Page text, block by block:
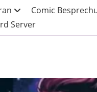
Comic
Server